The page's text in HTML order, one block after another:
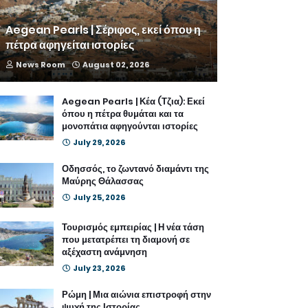
Aegean Pearls | Σέριφος, εκεί όπου η
πέτρα αφηγείται ιστορίες
News Room August 02, 2026
Aegean Pearls | Κέα (Τζια): Εκεί
όπου η πέτρα θυμάται και τα
μονοπάτια αφηγούνται ιστορίες
July 29, 2026
Οδησσός, το ζωντανό διαμάντι της
Μαύρης Θάλασσας
July 25, 2026
Τουρισμός εμπειρίας | Η νέα τάση
που μετατρέπει τη διαμονή σε
αξέχαστη ανάμνηση
July 23, 2026
Ρώμη | Μια αιώνια επιστροφή στην